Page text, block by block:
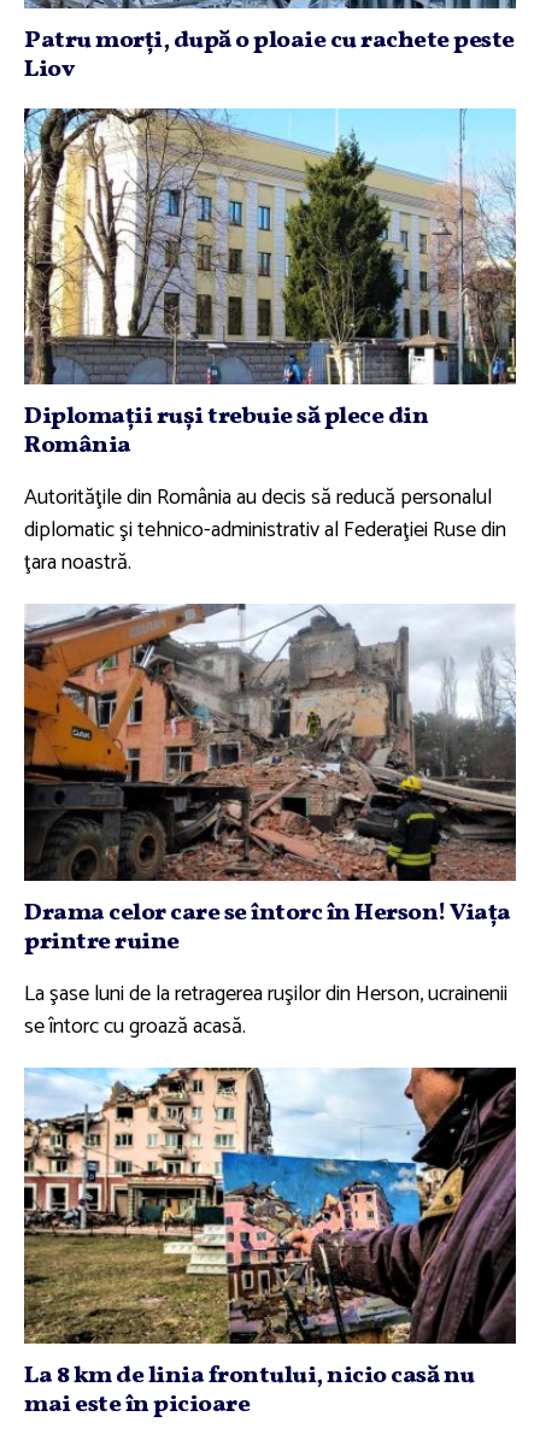
Patru morţi, după o ploaie cu rachete peste
Liov
Diplomaţii ruşi trebuie să plece din
România
Autorităţile din România au decis să reducă personalul
diplomatic şi tehnico-administrativ al Federaţiei Ruse din
ţara noastră.
Drama celor care se întorc în Herson! Viaţa
printre ruine
La şase luni de la retragerea ruşilor din Herson, ucrainenii
se întorc cu groază acasă.
La 8 km de linia frontului, nicio casă nu
mai este în picioare